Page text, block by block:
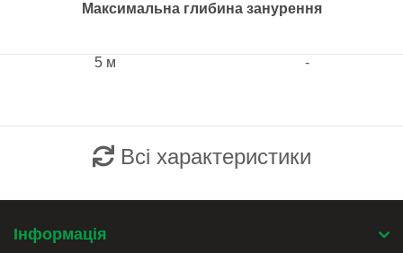
Максимальна глибина занурення
5 м -
Всі характеристики
Інформація